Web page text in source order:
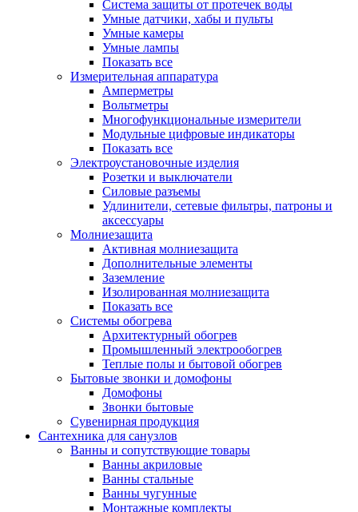
Система защиты от протечек воды
Умные датчики, хабы и пульты
Умные камеры
Умные лампы
Показать все
Измерительная аппаратура
Амперметры
Вольтметры
Многофункциональные измерители
Модульные цифровые индикаторы
Показать все
Электроустановочные изделия
Розетки и выключатели
Силовые разъемы
Удлинители, сетевые фильтры, патроны и
аксессуары
Молниезащита
Активная молниезащита
Дополнительные элементы
Заземление
Изолированная молниезащита
Показать все
Системы обогрева
Архитектурный обогрев
Промышленный электрообогрев
Теплые полы и бытовой обогрев
Бытовые звонки и домофоны
Домофоны
Звонки бытовые
Сувенирная продукция
Сантехника для санузлов
Ванны и сопутствующие товары
Ванны акриловые
Ванны стальные
Ванны чугунные
Монтажные комплекты